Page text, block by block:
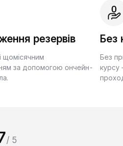
резервів
щомісячним
за допомогою ончейн-
Без
Без
курсу
/ 5